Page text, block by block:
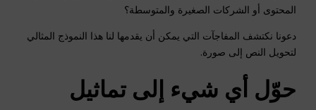
المحتوى أو الشركات الصغيرة والمتوسطة؟
دعونا نكتشف المفاجآت التي يمكن أن يقدمها لنا هذا النموذج المثالي
لتحويل النص إلى صورة.
حوّل أي شيء إلى تماثيل